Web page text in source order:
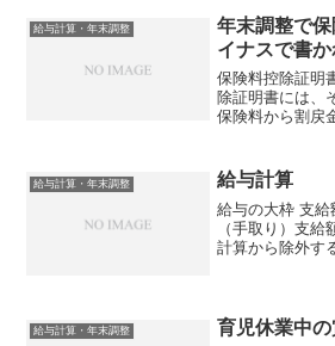
給与計算・年末調整
年末調整で
イナスで書
保険料控除証明
除証明書には、
保険料から割戻
どありませんが
どして、割戻金
給与計算・年末調整 給与計算
給与の大枠 支
（手取り）支
計算から除外す
教育手当...
給与計算・年末調整 育児休業中